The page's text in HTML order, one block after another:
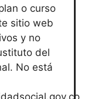
o curso
sitio web
y no
del
No está